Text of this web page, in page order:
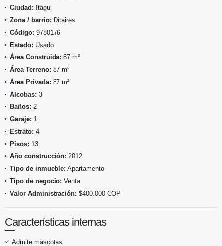
Ciudad: Itagui
Zona / barrio: Ditaires
Código: 9780176
Estado: Usado
Área Construida: 87 m²
Área Terreno: 87 m²
Área Privada: 87 m²
Alcobas: 3
Baños: 2
Garaje: 1
Estrato: 4
Pisos: 13
Año construcción: 2012
Tipo de inmueble: Apartamento
Tipo de negocio: Venta
Valor Administración: $400.000 COP
Características internas
Admite mascotas